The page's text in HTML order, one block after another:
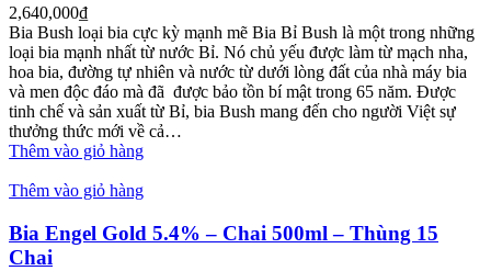
2,640,000₫
Bia Bush loại bia cực kỳ mạnh mẽ Bia Bỉ Bush là một trong những
loại bia mạnh nhất từ nước Bỉ. Nó chủ yếu được làm từ mạch nha,
hoa bia, đường tự nhiên và nước từ dưới lòng đất của nhà máy bia
và men độc đáo mà đã được bảo tồn bí mật trong 65 năm. Được
tinh chế và sản xuất từ Bỉ, bia Bush mang đến cho người Việt sự
thưởng thức mới về cả…
Thêm vào giỏ hàng
Thêm vào giỏ hàng
Bia Engel Gold 5.4% – Chai 500ml – Thùng 15
Chai